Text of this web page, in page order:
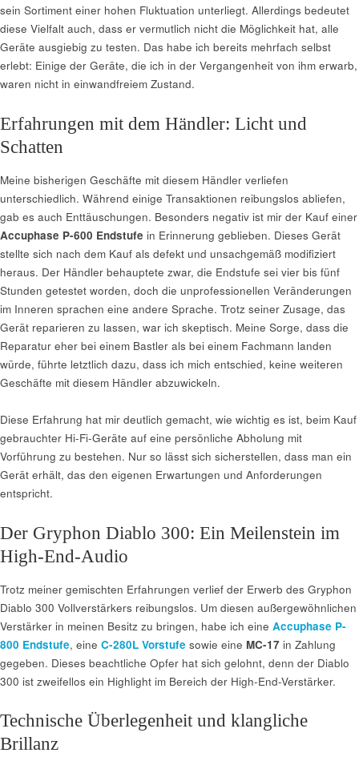
sein Sortiment einer hohen Fluktuation unterliegt. Allerdings bedeutet
diese Vielfalt auch, dass er vermutlich nicht die Möglichkeit hat, alle
Geräte ausgiebig zu testen. Das habe ich bereits mehrfach selbst
erlebt: Einige der Geräte, die ich in der Vergangenheit von ihm erwarb,
waren nicht in einwandfreiem Zustand.
Erfahrungen mit dem Händler: Licht und
Schatten
Meine bisherigen Geschäfte mit diesem Händler verliefen
unterschiedlich. Während einige Transaktionen reibungslos abliefen,
gab es auch Enttäuschungen. Besonders negativ ist mir der Kauf einer
Accuphase P-600 Endstufe in Erinnerung geblieben. Dieses Gerät
stellte sich nach dem Kauf als defekt und unsachgemäß modifiziert
heraus. Der Händler behauptete zwar, die Endstufe sei vier bis fünf
Stunden getestet worden, doch die unprofessionellen Veränderungen
im Inneren sprachen eine andere Sprache. Trotz seiner Zusage, das
Gerät reparieren zu lassen, war ich skeptisch. Meine Sorge, dass die
Reparatur eher bei einem Bastler als bei einem Fachmann landen
würde, führte letztlich dazu, dass ich mich entschied, keine weiteren
Geschäfte mit diesem Händler abzuwickeln.
Diese Erfahrung hat mir deutlich gemacht, wie wichtig es ist, beim Kauf
gebrauchter Hi-Fi-Geräte auf eine persönliche Abholung mit
Vorführung zu bestehen. Nur so lässt sich sicherstellen, dass man ein
Gerät erhält, das den eigenen Erwartungen und Anforderungen
entspricht.
Der Gryphon Diablo 300: Ein Meilenstein im
High-End-Audio
Trotz meiner gemischten Erfahrungen verlief der Erwerb des Gryphon
Diablo 300 Vollverstärkers reibungslos. Um diesen außergewöhnlichen
Verstärker in meinen Besitz zu bringen, habe ich eine Accuphase P-
800 Endstufe, eine C-280L Vorstufe sowie eine MC-17 in Zahlung
gegeben. Dieses beachtliche Opfer hat sich gelohnt, denn der Diablo
300 ist zweifellos ein Highlight im Bereich der High-End-Verstärker.
Technische Überlegenheit und klangliche
Brillanz